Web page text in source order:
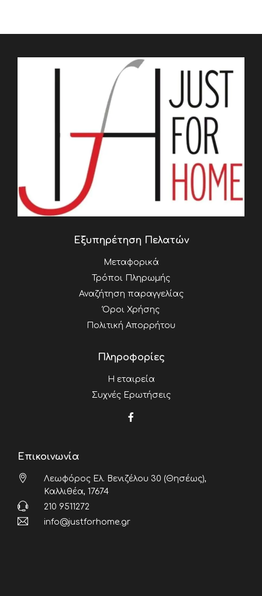
Εξυπηρέτηση Πελατών
Μεταφορικά
Τρόποι Πληρωμής
Αναζήτηση παραγγελίας
Όροι Χρήσης
Πολιτική Απορρήτου
Πληροφορίες
Η εταιρεία
Συχνές Ερωτήσεις
Επικοινωνία
Λεωφόρος Ελ. Βενιζέλου 30 (Θησέως),
Καλλιθέα, 17674
210 9511272
info@justforhome.gr